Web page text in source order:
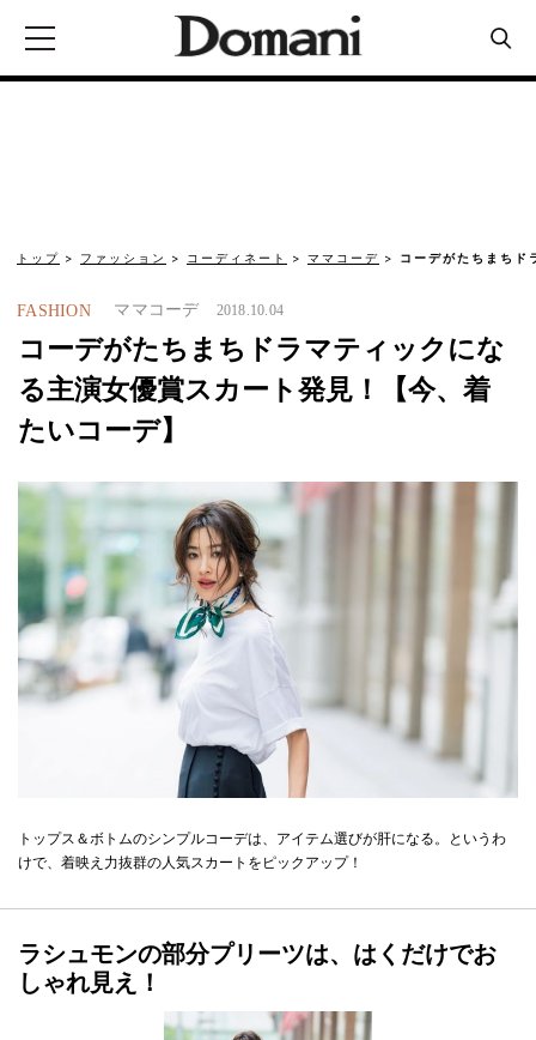
トップ ファッション コーディネート ママコーデ コーデがたちまちド
FASHION ママコーデ 2018.10.04
コーデがたちまちドラマティックにな
る主演女優賞スカート発見！【今、着
たいコーデ】
トップス＆ボトムのシンプルコーデは、アイテム選びが肝になる。というわ
けで、着映え力抜群の人気スカートをピックアップ！
ラシュモンの部分プリーツは、はくだけでお
しゃれ見え！